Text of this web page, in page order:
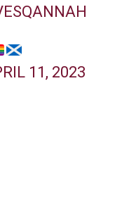
11, 2023